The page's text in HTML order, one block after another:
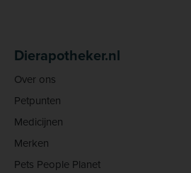
Dierapotheker.nl
Over ons
Petpunten
Medicijnen
Merken
Pets People Planet